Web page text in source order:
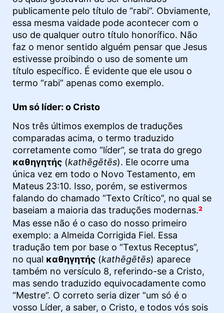
publicamente pelo título de “rabi”. Obviamente,
essa mesma vaidade pode acontecer com o
uso de qualquer outro título honorífico. Não
faz o menor sentido alguém pensar que Jesus
estivesse proibindo o uso de somente um
título específico. É evidente que ele usou o
termo “rabi” apenas como exemplo.
Um só líder: o Cristo
Nos três últimos exemplos de traduções
comparadas acima, o termo traduzido
corretamente como “líder”, se trata do grego
καθηγητής (kathēgētēs). Ele ocorre uma
única vez em todo o Novo Testamento, em
Mateus 23:10. Isso, porém, se estivermos
falando do chamado “Texto Crítico”, no qual se
baseiam a maioria das traduções modernas.2
Mas esse não é o caso do nosso primeiro
exemplo: a Almeida Corrigida Fiel. Essa
tradução tem por base o “Textus Receptus”,
no qual καθηγητής (kathēgētēs) aparece
também no versículo 8, referindo-se a Cristo,
mas sendo traduzido equivocadamente como
“Mestre”. O correto seria dizer “um só é o
vosso Líder, a saber, o Cristo, e todos vós sois